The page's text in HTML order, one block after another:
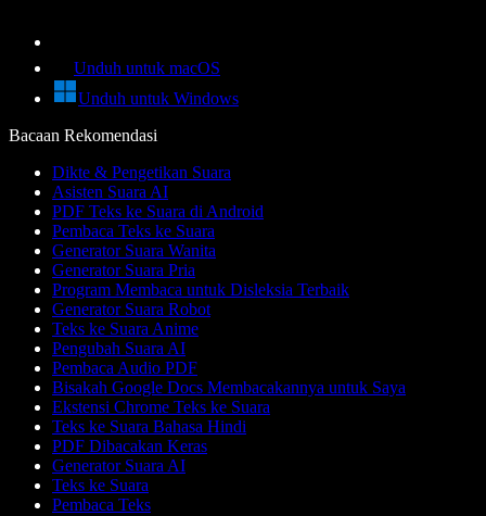
Unduh untuk macOS
Unduh untuk Windows
Bacaan Rekomendasi
Dikte & Pengetikan Suara
Asisten Suara AI
PDF Teks ke Suara di Android
Pembaca Teks ke Suara
Generator Suara Wanita
Generator Suara Pria
Program Membaca untuk Disleksia Terbaik
Generator Suara Robot
Teks ke Suara Anime
Pengubah Suara AI
Pembaca Audio PDF
Bisakah Google Docs Membacakannya untuk Saya
Ekstensi Chrome Teks ke Suara
Teks ke Suara Bahasa Hindi
PDF Dibacakan Keras
Generator Suara AI
Teks ke Suara
Pembaca Teks